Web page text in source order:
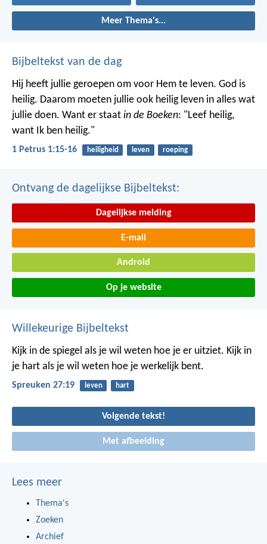
Meer Thema's...
Bijbeltekst van de dag
Hij heeft jullie geroepen om voor Hem te leven. God is
heilig. Daarom moeten jullie ook heilig leven in alles wat
jullie doen. Want er staat in de Boeken: "Leef heilig,
want Ik ben heilig."
1 Petrus 1:15-16 heiligheid leven roeping
Ontvang de dagelijkse Bijbeltekst:
Dagelijkse melding
E-mail
Android
Op je website
Willekeurige Bijbeltekst
Kijk in de spiegel als je wil weten hoe je er uitziet. Kijk in
je hart als je wil weten hoe je werkelijk bent.
Spreuken 27:19 leven hart
Volgende tekst!
Met afbeelding
Lees meer
Thema's
Zoeken
Archief